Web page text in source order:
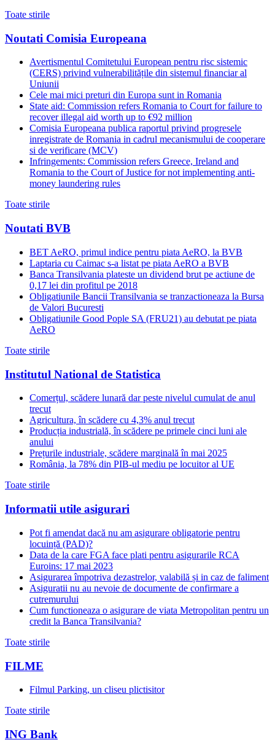
Toate stirile
Noutati Comisia Europeana
Avertismentul Comitetului European pentru risc sistemic
(CERS) privind vulnerabilitățile din sistemul financiar al
Uniunii
Cele mai mici preturi din Europa sunt in Romania
State aid: Commission refers Romania to Court for failure to
recover illegal aid worth up to €92 million
Comisia Europeana publica raportul privind progresele
inregistrate de Romania in cadrul mecanismului de cooperare
si de verificare (MCV)
Infringements: Commission refers Greece, Ireland and
Romania to the Court of Justice for not implementing anti-
money laundering rules
Toate stirile
Noutati BVB
BET AeRO, primul indice pentru piata AeRO, la BVB
Laptaria cu Caimac s-a listat pe piata AeRO a BVB
Banca Transilvania plateste un dividend brut pe actiune de
0,17 lei din profitul pe 2018
Obligatiunile Bancii Transilvania se tranzactioneaza la Bursa
de Valori Bucuresti
Obligatiunile Good Pople SA (FRU21) au debutat pe piata
AeRO
Toate stirile
Institutul National de Statistica
Comerțul, scădere lunară dar peste nivelul cumulat de anul
trecut
Agricultura, în scădere cu 4,3% anul trecut
Producția industrială, în scădere pe primele cinci luni ale
anului
Prețurile industriale, scădere marginală în mai 2025
România, la 78% din PIB-ul mediu pe locuitor al UE
Toate stirile
Informatii utile asigurari
Pot fi amendat dacă nu am asigurare obligatorie pentru
locuință (PAD)?
Data de la care FGA face plati pentru asigurarile RCA
Euroins: 17 mai 2023
Asigurarea împotriva dezastrelor, valabilă și in caz de faliment
Asiguratii nu au nevoie de documente de confirmare a
cutremurului
Cum functioneaza o asigurare de viata Metropolitan pentru un
credit la Banca Transilvania?
Toate stirile
FILME
Filmul Parking, un cliseu plictisitor
Toate stirile
ING Bank